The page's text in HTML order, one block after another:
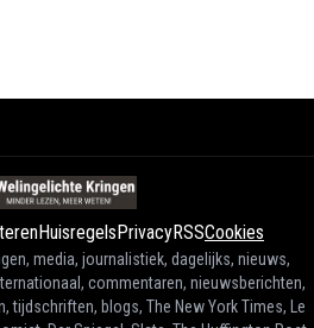
Huisregels PrivacyRSSCookies
media, journalistiek, dagelijks, nieuws,
commentaren, nieuwsberichten,
tijdschriften, blogs, The New York Times, Le